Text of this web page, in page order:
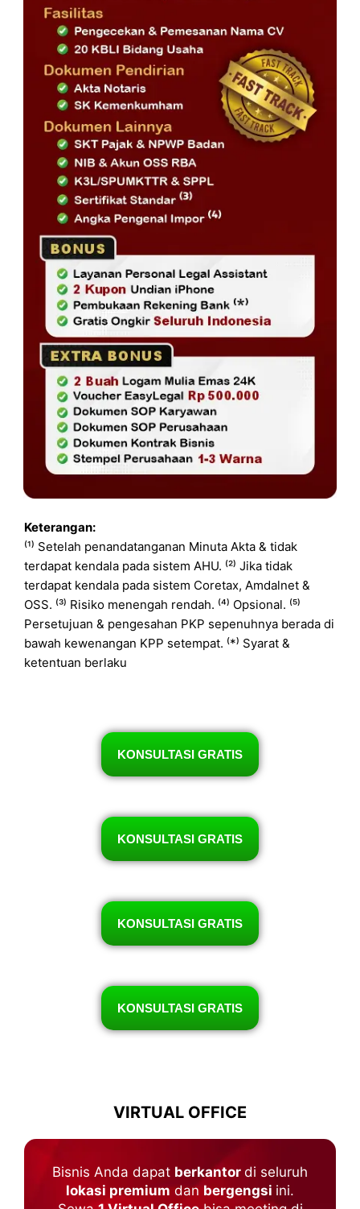
Keterangan:
⁽¹⁾ Setelah penandatanganan Minuta Akta & tidak
terdapat kendala pada sistem AHU. ⁽²⁾ Jika tidak
terdapat kendala pada sistem Coretax, Amdalnet &
OSS. ⁽³⁾ Risiko menengah rendah. ⁽⁴⁾ Opsional. ⁽⁵⁾
Persetujuan & pengesahan PKP sepenuhnya berada di
bawah kewenangan KPP setempat. ⁽*⁾ Syarat &
ketentuan berlaku
KONSULTASI GRATIS
KONSULTASI GRATIS
KONSULTASI GRATIS
KONSULTASI GRATIS
VIRTUAL OFFICE
Bisnis Anda dapat berkantor di seluruh
lokasi premium dan bergengsi ini.